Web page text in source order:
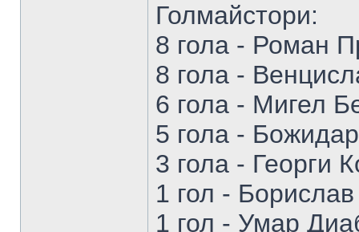
Голмайстори:
8 голa - Роман
8 гола -
6 гола - Мигел
5 голa -
3 голa - Георги
1 гол -
1 гол - Умар